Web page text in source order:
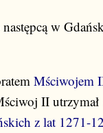
w
Mściwojem
II utrzymał
z lat 1271-